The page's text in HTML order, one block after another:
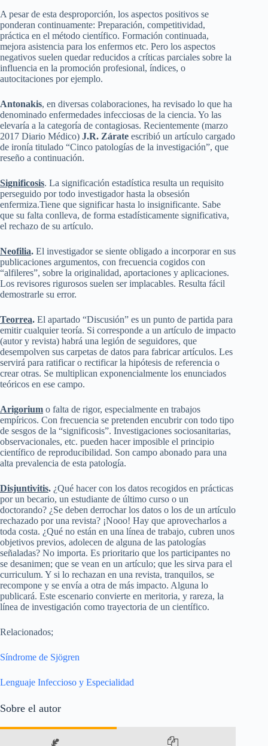
A pesar de esta desproporción, los aspectos positivos se
ponderan continuamente: Preparación, competitividad,
práctica en el método científico. Formación continuada,
mejora asistencia para los enfermos etc. Pero los aspectos
negativos suelen quedar reducidos a críticas parciales sobre la
influencia en la promoción profesional, índices, o
autocitaciones por ejemplo.
Antonakis, en diversas colaboraciones, ha revisado lo que ha
denominado enfermedades infecciosas de la ciencia. Yo las
elevaría a la categoría de contagiosas. Recientemente (marzo
2017 Diario Médico) J.R. Zárate escribió un artículo cargado
de ironía titulado “Cinco patologías de la investigación”, que
reseño a continuación.
Significosis. La significación estadística resulta un requisito
perseguido por todo investigador hasta la obsesión
enfermiza.Tiene que significar hasta lo insignificante. Sabe
que su falta conlleva, de forma estadísticamente significativa,
el rechazo de su artículo.
Neofilia. El investigador se siente obligado a incorporar en sus
publicaciones argumentos, con frecuencia cogidos con
“alfileres”, sobre la originalidad, aportaciones y aplicaciones.
Los revisores rigurosos suelen ser implacables. Resulta fácil
demostrarle su error.
Teorrea. El apartado “Discusión” es un punto de partida para
emitir cualquier teoría. Si corresponde a un artículo de impacto
(autor y revista) habrá una legión de seguidores, que
desempolven sus carpetas de datos para fabricar artículos. Les
servirá para ratificar o rectificar la hipótesis de referencia o
crear otras. Se multiplican exponencialmente los enunciados
teóricos en ese campo.
Arigorium o falta de rigor, especialmente en trabajos
empíricos. Con frecuencia se pretenden encubrir con todo tipo
de sesgos de la “significosis”. Investigaciones sociosanitarias,
observacionales, etc. pueden hacer imposible el principio
científico de reproducibilidad. Son campo abonado para una
alta prevalencia de esta patología.
Disjuntivitis. ¿Qué hacer con los datos recogidos en prácticas
por un becario, un estudiante de último curso o un
doctorando? ¿Se deben derrochar los datos o los de un artículo
rechazado por una revista? ¡Nooo! Hay que aprovecharlos a
toda costa. ¿Qué no están en una línea de trabajo, cubren unos
objetivos previos, adolecen de alguna de las patologías
señaladas? No importa. Es prioritario que los participantes no
se desanimen; que se vean en un artículo; que les sirva para el
curriculum. Y si lo rechazan en una revista, tranquilos, se
recompone y se envía a otra de más impacto. Alguna lo
publicará. Este escenario convierte en meritoria, y rareza, la
línea de investigación como trayectoria de un científico.
Relacionados;
Síndrome de Sjögren
Lenguaje Infeccioso y Especialidad
Sobre el autor